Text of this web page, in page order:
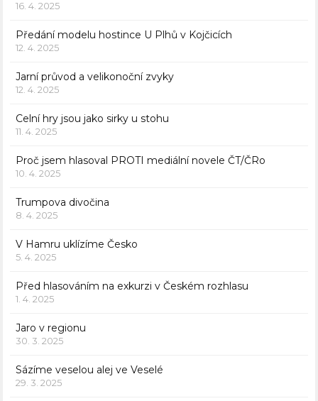
16. 4. 2025
Předání modelu hostince U Plhů v Kojčicích
12. 4. 2025
Jarní průvod a velikonoční zvyky
12. 4. 2025
Celní hry jsou jako sirky u stohu
11. 4. 2025
Proč jsem hlasoval PROTI mediální novele ČT/ČRo
10. 4. 2025
Trumpova divočina
8. 4. 2025
V Hamru uklízíme Česko
5. 4. 2025
Před hlasováním na exkurzi v Českém rozhlasu
1. 4. 2025
Jaro v regionu
30. 3. 2025
Sázíme veselou alej ve Veselé
29. 3. 2025